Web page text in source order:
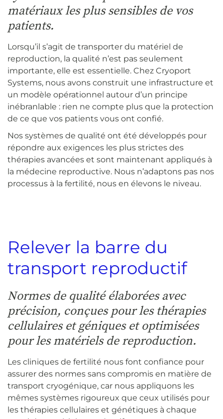
matériaux les plus sensibles de vos
patients.
Lorsqu’il s’agit de transporter du matériel de
reproduction, la qualité n’est pas seulement
importante, elle est essentielle. Chez Cryoport
Systems, nous avons construit une infrastructure et
un modèle opérationnel autour d’un principe
inébranlable : rien ne compte plus que la protection
de ce que vos patients vous ont confié.
Nos systèmes de qualité ont été développés pour
répondre aux exigences les plus strictes des
thérapies avancées et sont maintenant appliqués à
la médecine reproductive. Nous n’adaptons pas nos
processus à la fertilité, nous en élevons le niveau.
Relever la barre du
transport reproductif
Normes de qualité élaborées avec
précision, conçues pour les thérapies
cellulaires et géniques et optimisées
pour les matériels de reproduction.
Les cliniques de fertilité nous font confiance pour
assurer des normes sans compromis en matière de
transport cryogénique, car nous appliquons les
mêmes systèmes rigoureux que ceux utilisés pour
les thérapies cellulaires et génétiques à chaque